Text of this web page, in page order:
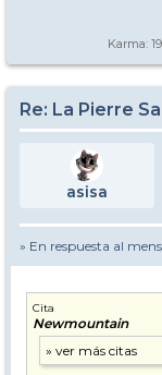
Karma: 19
Re: La Pierre
asisa
» En respuesta al
Cita
Newmountain